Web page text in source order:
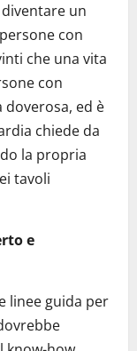
un
con
che una vita
con
doverosa, ed è
chiede da
la propria
tavoli
e
linee guida per